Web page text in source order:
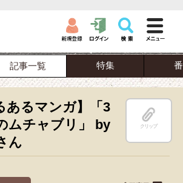
記事一覧 特集
あるマンガ】「3
ムチャブリ」 by
ん
クリップ